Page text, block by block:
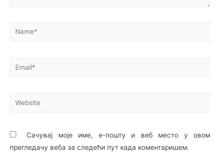
Сачувај моје име, е-пошту и веб место у овом
прегледачу веба за следећи пут када коментаришем.